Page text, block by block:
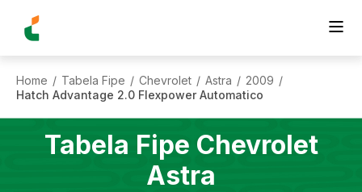
Home / Tabela Fipe / Chevrolet / Astra / 2009 /
Hatch Advantage 2.0 Flexpower Automatico
Tabela Fipe Chevrolet
Astra